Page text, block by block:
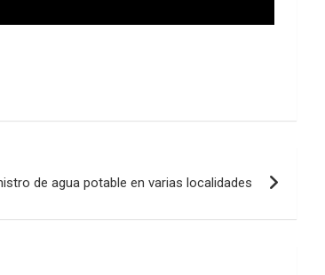
de agua potable en varias localidades